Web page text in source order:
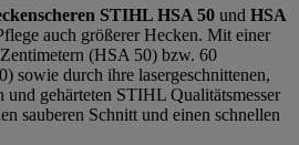
STIHL HSA 50 und HSA
auch größerer Hecken. Mit einer
(HSA 50) bzw. 60
sowie durch ihre lasergeschnittenen,
und gehärteten STIHL Qualitätsmesser
sauberen Schnitt und einen schnellen